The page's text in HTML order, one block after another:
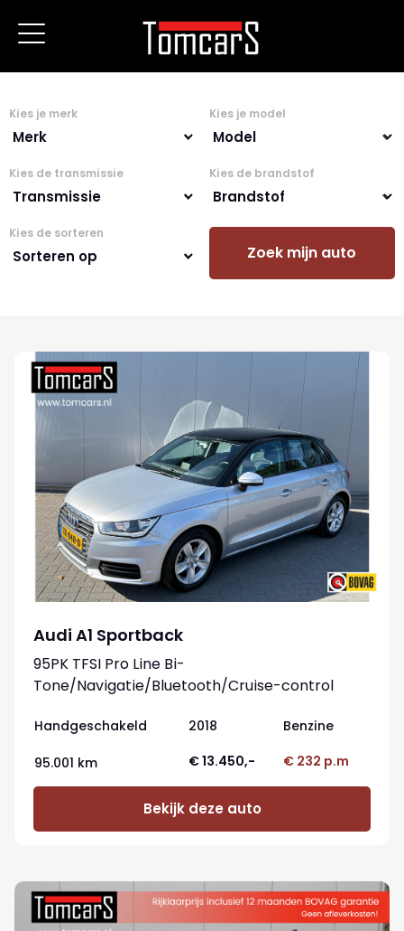
Kies je merk Kies je model
Kies de transmissie Kies de brandstof
Kies de sorteren
Zoek mijn auto
Audi A1 Sportback
95PK TFSI Pro Line Bi-
Tone/Navigatie/Bluetooth/Cruise-control
Handgeschakeld 2018 Benzine
95.001 km € 13.450,- € 232 p.m
Bekijk deze auto